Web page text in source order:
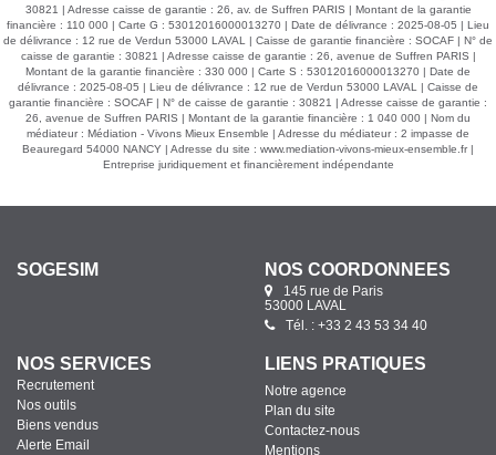
30821 | Adresse caisse de garantie : 26, av. de Suffren PARIS | Montant de la garantie
financière : 110 000 | Carte G : 53012016000013270 | Date de délivrance : 2025-08-05 | Lieu
de délivrance : 12 rue de Verdun 53000 LAVAL | Caisse de garantie financière : SOCAF | N° de
caisse de garantie : 30821 | Adresse caisse de garantie : 26, avenue de Suffren PARIS |
Montant de la garantie financière : 330 000 | Carte S : 53012016000013270 | Date de
délivrance : 2025-08-05 | Lieu de délivrance : 12 rue de Verdun 53000 LAVAL | Caisse de
garantie financière : SOCAF | N° de caisse de garantie : 30821 | Adresse caisse de garantie :
26, avenue de Suffren PARIS | Montant de la garantie financière : 1 040 000 | Nom du
médiateur : Médiation - Vivons Mieux Ensemble | Adresse du médiateur : 2 impasse de
Beauregard 54000 NANCY | Adresse du site : www.mediation-vivons-mieux-ensemble.fr|
Entreprise juridiquement et financièrement indépendante
SOGESIM NOS COORDONNÉES
145 rue de Paris
53000 LAVAL
Tél. : +33 2 43 53 34 40
NOS SERVICES
Recrutement
Nos outils
Biens vendus
Alerte Email
LIENS PRATIQUES
Notre agence
Plan du site
Contactez-nous
Mentions